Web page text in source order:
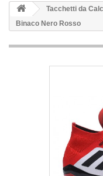
Tacchetti da
Binaco Nero Rosso